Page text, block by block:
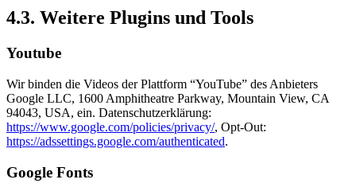
4.3. Weitere Plugins und Tools
Youtube
Wir binden die Videos der Plattform “YouTube” des Anbieters
Google LLC, 1600 Amphitheatre Parkway, Mountain View, CA
94043, USA, ein. Datenschutzerklärung:
https://www.google.com/policies/privacy/, Opt-Out:
https://adssettings.google.com/authenticated.
Google Fonts